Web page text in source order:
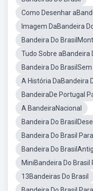
Como Desenhar
Imagem DaBandeira
Bandeira Do
Tudo Sobre aBandeira
Bandeira Do BrasilSem
A História DaBandeira
BandeiraDe Portugal
A BandeiraNacional
Bandeira Do
Bandeira Do Brasil
Bandeira Do
MiniBandeira Do
13Bandeiras Do Brasil